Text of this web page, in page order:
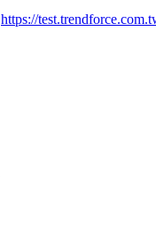
https://